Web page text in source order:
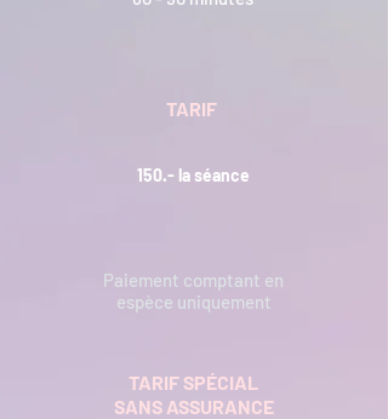
TARIF
150.- la séance
Paiement comptant en
espèce uniquement
TARIF SPÉCIAL
SANS ASSURANCE